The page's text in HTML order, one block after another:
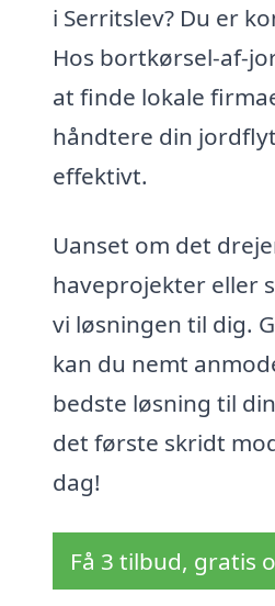
i Serritslev? Du er
Hos bortkørsel-af-
at finde lokale
håndtere din
effektivt.
Uanset om det
haveprojekter eller
vi løsningen til dig.
kan du nemt
bedste løsning til
det første skridt
dag!
Få 3 tilbud, gratis